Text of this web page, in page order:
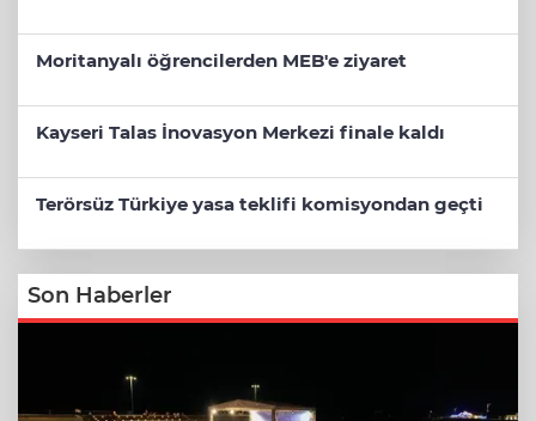
Moritanyalı öğrencilerden MEB'e ziyaret
Kayseri Talas İnovasyon Merkezi finale kaldı
Terörsüz Türkiye yasa teklifi komisyondan geçti
Son Haberler